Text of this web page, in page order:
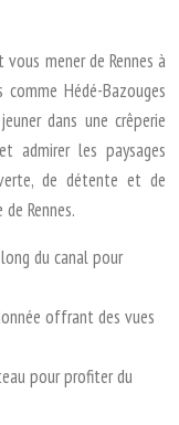
mener de Rennes à
Hédé-Bazouges
dans une crêperie
admirer les paysages
de détente et de
Rennes.
du canal pour
offrant des vues
pour profiter du